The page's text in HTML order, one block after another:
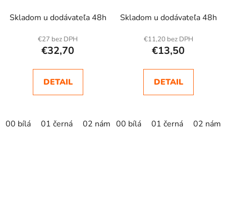
Skladom u dodávateľa 48h
€27 bez DPH
€32,70
DETAIL
00 bílá 01 černá 02 námořní modrá formula red
Skladom u dodávateľa 48h
€11,20 bez DPH
€13,50
DETAIL
00 bílá 01 černá 02